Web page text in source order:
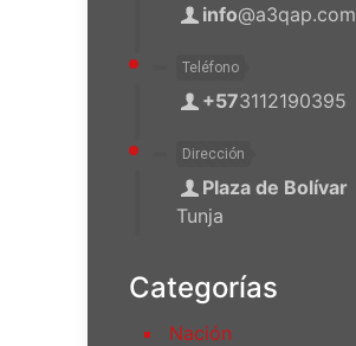
info@a3qap.com
Teléfono
+573112190395
Dirección
Plaza de Bolívar
Tunja
Categorías
Nación